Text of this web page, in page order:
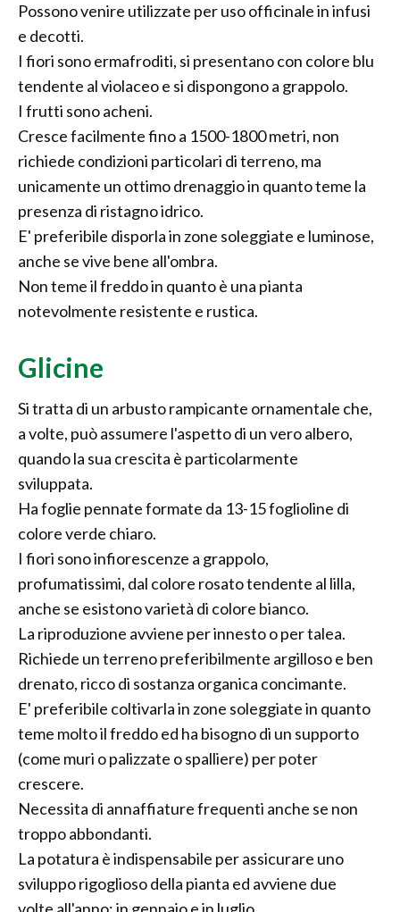
Possono venire utilizzate per uso officinale in infusi
e decotti.
I fiori sono ermafroditi, si presentano con colore blu
tendente al violaceo e si dispongono a grappolo.
I frutti sono acheni.
Cresce facilmente fino a 1500-1800 metri, non
richiede condizioni particolari di terreno, ma
unicamente un ottimo drenaggio in quanto teme la
presenza di ristagno idrico.
E' preferibile disporla in zone soleggiate e luminose,
anche se vive bene all'ombra.
Non teme il freddo in quanto è una pianta
notevolmente resistente e rustica.
Glicine
Si tratta di un arbusto rampicante ornamentale che,
a volte, può assumere l'aspetto di un vero albero,
quando la sua crescita è particolarmente
sviluppata.
Ha foglie pennate formate da 13-15 foglioline di
colore verde chiaro.
I fiori sono infiorescenze a grappolo,
profumatissimi, dal colore rosato tendente al lilla,
anche se esistono varietà di colore bianco.
La riproduzione avviene per innesto o per talea.
Richiede un terreno preferibilmente argilloso e ben
drenato, ricco di sostanza organica concimante.
E' preferibile coltivarla in zone soleggiate in quanto
teme molto il freddo ed ha bisogno di un supporto
(come muri o palizzate o spalliere) per poter
crescere.
Necessita di annaffiature frequenti anche se non
troppo abbondanti.
La potatura è indispensabile per assicurare uno
sviluppo rigoglioso della pianta ed avviene due